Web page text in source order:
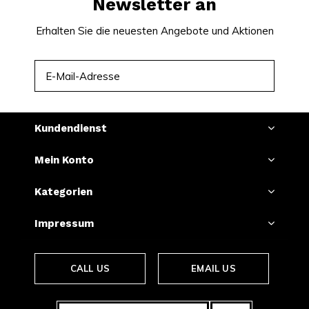
Newsletter an
Erhalten Sie die neuesten Angebote und Aktionen
Kundendienst
Mein Konto
Kategorien
Impressum
CALL US EMAIL US